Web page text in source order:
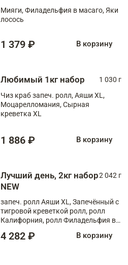
Мияги, Филадельфия в масаго, Яки
лосось
1 379 ₽ В корзину
Любимый 1кг набор
1 030 г
Чиз краб запеч. ролл, Аяши XL,
Моцарелломания, Сырная
креветка XL
1 886 ₽ В корзину
Лучший день, 2кг набор
NEW
2 042 г
запеч. ролл Аяши XL, Запечённый с
тигровой креветкой ролл, ролл
Калифорния, ролл Филадельфия в
запеч. ролл Моцарелломания, ролл
4 282 ₽ В корзину